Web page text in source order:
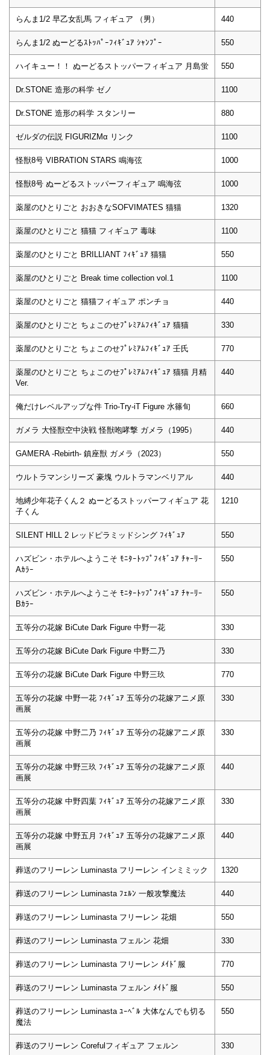
らんま1/2 早乙女乱馬 フィギュア （男） 440
らんま1/2 ぬーどるｽﾄｯﾊﾟｰﾌｨｷﾞｭｱ ｼｬﾝﾌﾟｰ 550
ハイキュー！！ ぬーどるストッパーフィギュア 月島蛍 550
Dr.STONE 造形の科学 ゼノ 1100
Dr.STONE 造形の科学 スタンリー 880
ゼルダの伝説 FIGURIZMα リンク 1100
怪獣8号 VIBRATION STARS 鳴海弦 1000
怪獣8号 ぬーどるストッパーフィギュア 鳴海弦 1000
薬屋のひとりごと おおきなSOFVIMATES 猫猫 1320
薬屋のひとりごと 猫猫 フィギュア 毒味 1100
薬屋のひとりごと BRILLIANT ﾌｨｷﾞｭｱ 猫猫 550
薬屋のひとりごと Break time collection vol.1 1100
薬屋のひとりごと 猫猫フィギュア ポンチョ 440
薬屋のひとりごと ちょこのせﾌﾟﾚﾐｱﾑﾌｨｷﾞｭｱ 猫猫 330
薬屋のひとりごと ちょこのせﾌﾟﾚﾐｱﾑﾌｨｷﾞｭｱ 壬氏 770
薬屋のひとりごと ちょこのせﾌﾟﾚﾐｱﾑﾌｨｷﾞｭｱ 猫猫 月精
Ver.
440
俺だけレベルアップな件 Trio-Try-iT Figure 水篠旬 660
ガメラ 大怪獣空中決戦 怪獣咆哮撃 ガメラ（1995） 440
GAMERA -Rebirth- 鎮座獣 ガメラ（2023） 550
ウルトラマンシリーズ 豪塊 ウルトラマンベリアル 440
地縛少年花子くん２ ぬーどるストッパーフィギュア 花
子くん
1210
SILENT HILL 2 レッドピラミッドシング ﾌｨｷﾞｭｱ 550
ハズビン・ホテルへようこそ ﾓﾆﾀｰﾄｯﾌﾟﾌｨｷﾞｭｱ ﾁｬｰﾘｰ
Aｶﾗｰ
550
ハズビン・ホテルへようこそ ﾓﾆﾀｰﾄｯﾌﾟﾌｨｷﾞｭｱ ﾁｬｰﾘｰ
Bｶﾗｰ
550
五等分の花嫁 BiCute Dark Figure 中野一花 330
五等分の花嫁 BiCute Dark Figure 中野二乃 330
五等分の花嫁 BiCute Dark Figure 中野三玖 770
五等分の花嫁 中野一花 ﾌｨｷﾞｭｱ 五等分の花嫁アニメ原
画展
330
五等分の花嫁 中野二乃 ﾌｨｷﾞｭｱ 五等分の花嫁アニメ原
画展
330
五等分の花嫁 中野三玖 ﾌｨｷﾞｭｱ 五等分の花嫁アニメ原
画展
440
五等分の花嫁 中野四葉 ﾌｨｷﾞｭｱ 五等分の花嫁アニメ原
画展
330
五等分の花嫁 中野五月 ﾌｨｷﾞｭｱ 五等分の花嫁アニメ原
画展
440
葬送のフリーレン Luminasta フリーレン インミミック 1320
葬送のフリーレン Luminasta ﾌｪﾙﾝ 一般攻撃魔法 440
葬送のフリーレン Luminasta フリーレン 花畑 550
葬送のフリーレン Luminasta フェルン 花畑 330
葬送のフリーレン Luminasta フリーレン ﾒｲﾄﾞ服 770
葬送のフリーレン Luminasta フェルン ﾒｲﾄﾞ服 550
葬送のフリーレン Luminasta ﾕｰﾍﾞﾙ 大体なんでも切る
魔法
550
葬送のフリーレン Corefulフィギュア フェルン 330